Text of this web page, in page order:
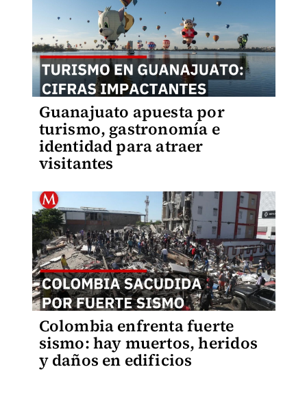
Guanajuato apuesta por
turismo, gastronomía e
identidad para atraer
visitantes
Colombia enfrenta fuerte
sismo: hay muertos, heridos
y daños en edificios